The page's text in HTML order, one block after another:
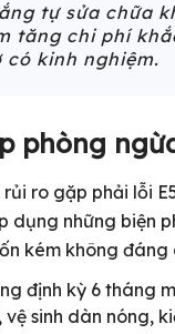
tự sửa chữa
tăng chi phí
có kinh nghiệm.
phòng
ro gặp phải lỗi
dụng những biện
kém không đáng
định kỳ 6 tháng
vệ sinh dàn nóng,